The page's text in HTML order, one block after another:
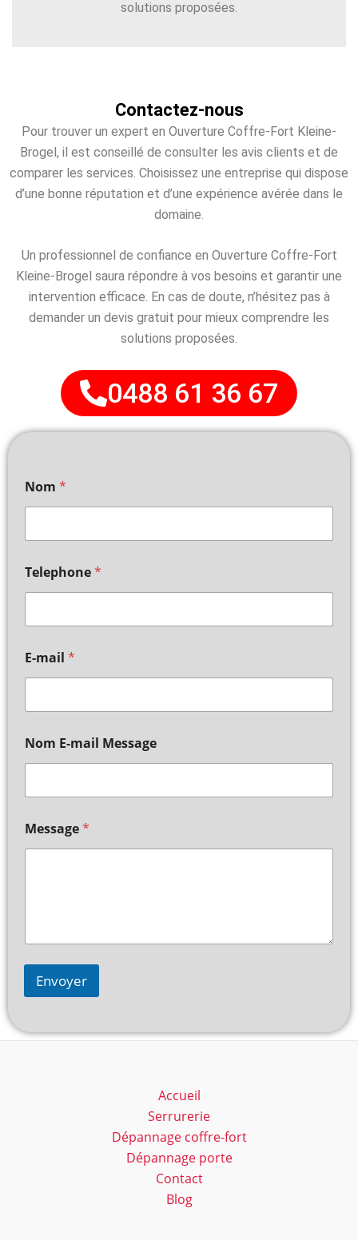
solutions proposées.
Contactez-nous
Pour trouver un expert en Ouverture Coffre-Fort Kleine-
Brogel, il est conseillé de consulter les avis clients et de
comparer les services. Choisissez une entreprise qui dispose
d’une bonne réputation et d’une expérience avérée dans le
domaine.
Un professionnel de confiance en Ouverture Coffre-Fort
Kleine-Brogel saura répondre à vos besoins et garantir une
intervention efficace. En cas de doute, n’hésitez pas à
demander un devis gratuit pour mieux comprendre les
solutions proposées.
0488 61 36 67
Nom *
Telephone*
E-mail *
Nom E-mail Message
Message*
Envoyer
Accueil
Serrurerie
Dépannage coffre-fort
Dépannage porte
Contact
Blog